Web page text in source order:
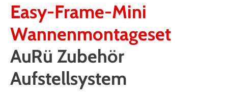
Easy-Frame-Mini
Wannenmontageset
AuRü Zubehör
Aufstellsystem